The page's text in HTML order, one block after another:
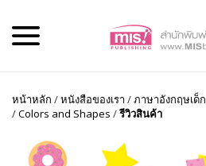
หน้าหลัก /หนังสือของเรา /ภาษาอังกฤษเด็ก
/Colors and Shapes /รีวิวสินค้า